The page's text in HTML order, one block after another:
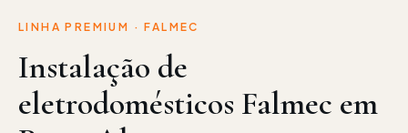
LINHA PREMIUM ·FALMEC
Instalação de
eletrodomésticos Falmec em